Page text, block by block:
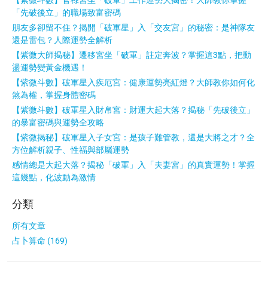
「先破後立」的職場致富密碼
朋友多卻留不住？揭開「破軍星」入「交友宮」的秘密：是神隊友
還是雷包？人際運勢全解析
【紫微大師揭秘】遷移宮坐「破軍」註定奔波？掌握這3點，把動
盪運勢變黃金機遇！
【紫微斗數】破軍星入疾厄宮：健康運勢亮紅燈？大師教你如何化
煞為權，掌握身體密碼
【紫微斗數】破軍星入財帛宮：財運大起大落？揭秘「先破後立」
的暴富密碼與運勢全攻略
【紫微揭秘】破軍星入子女宮：是孩子難管教，還是大將之才？全
方位解析親子、性福與部屬運勢
感情總是大起大落？揭秘「破軍」入「夫妻宮」的真實運勢！掌握
這幾點，化波動為激情
分類
所有文章
占卜算命 (169)